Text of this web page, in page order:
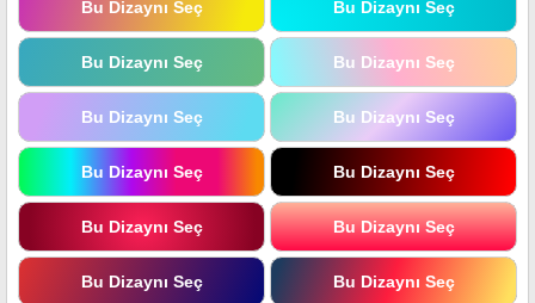
Bu Dizaynı Seç Bu Dizaynı Seç
Bu Dizaynı Seç Bu Dizaynı Seç
Bu Dizaynı Seç Bu Dizaynı Seç
Bu Dizaynı Seç Bu Dizaynı Seç
Bu Dizaynı Seç Bu Dizaynı Seç
Bu Dizaynı Seç Bu Dizaynı Seç